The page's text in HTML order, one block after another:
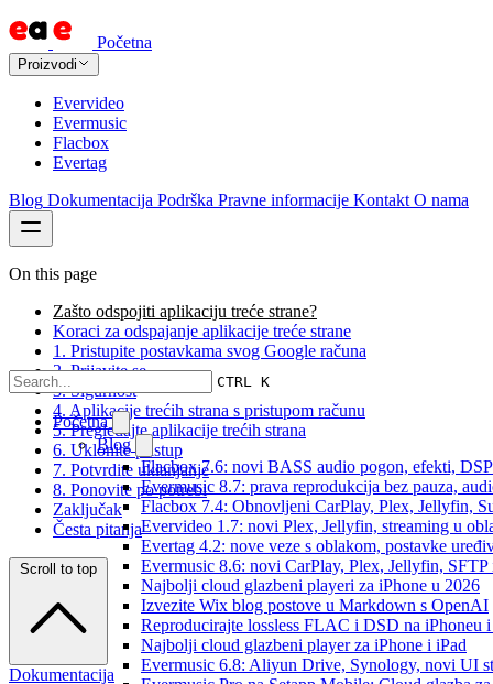
Početna
Proizvodi
Evervideo
Evermusic
Flacbox
Evertag
Blog Dokumentacija Podrška Pravne informacije Kontakt O nama
CTRL K
Početna
Blog
Flacbox 7.6: novi BASS audio pogon, efekti,
Evermusic 8.7: prava reprodukcija bez pauza,
Flacbox 7.4: Obnovljeni CarPlay, Plex, Jellyfin,
Evervideo 1.7: novi Plex, Jellyfin, streaming u
Evertag 4.2: nove veze s oblakom, postavke
Evermusic 8.6: novi CarPlay, Plex, Jellyfin,
Najbolji cloud glazbeni playeri za iPhone u 2026
Izvezite Wix blog postove u Markdown s OpenAI
Reproducirajte lossless FLAC i DSD na iPhoneu
Najbolji cloud glazbeni player za iPhone i iPad
Evermusic 6.8: Aliyun Drive, Synology, novi UI
On this page
Zašto odspojiti aplikaciju treće strane?
Koraci za odspajanje aplikacije treće strane
1. Pristupite postavkama svog Google računa
2. Prijavite se
3. Sigurnost
4. Aplikacije trećih strana s pristupom računu
5. Pregledajte aplikacije trećih strana
6. Uklonite pristup
7. Potvrdite uklanjanje
8. Ponovite po potrebi
Zaključak
Česta pitanja
Scroll to top
Dokumentacija